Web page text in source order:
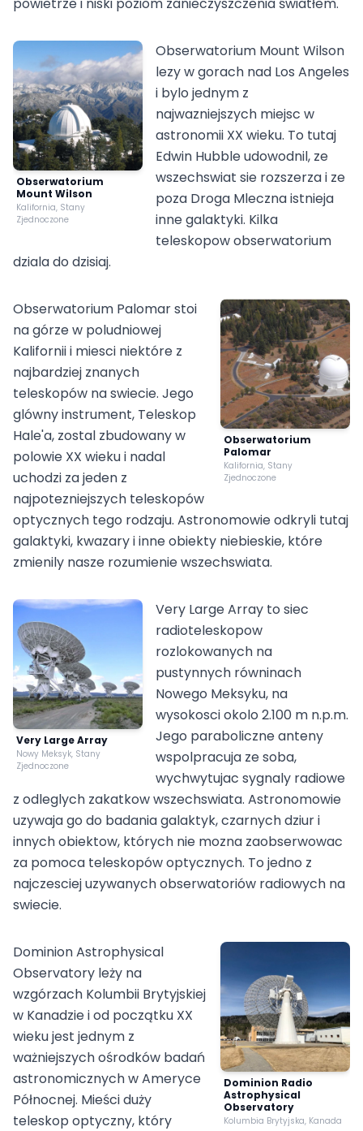
Obserwatorium
Mount Wilson
Kalifornia, Stany
Zjednoczone
Obserwatorium Mount Wilson
lezy w gorach nad Los Angeles
i bylo jednym z
najwazniejszych miejsc w
astronomii XX wieku. To tutaj
Edwin Hubble udowodnil, ze
wszechswiat sie rozszerza i ze
poza Droga Mleczna istnieja
inne galaktyki. Kilka
teleskopow obserwatorium
dziala do dzisiaj.
Obserwatorium
Palomar
Kalifornia, Stany
Zjednoczone
Obserwatorium Palomar stoi
na górze w poludniowej
Kalifornii i miesci niektóre z
najbardziej znanych
teleskopów na swiecie. Jego
glówny instrument, Teleskop
Hale'a, zostal zbudowany w
polowie XX wieku i nadal
uchodzi za jeden z
najpotezniejszych teleskopów
optycznych tego rodzaju. Astronomowie odkryli tutaj
galaktyki, kwazary i inne obiekty niebieskie, które
zmienily nasze rozumienie wszechswiata.
Very Large Array
Nowy Meksyk, Stany
Zjednoczone
Very Large Array to siec
radioteleskopow
rozlokowanych na
pustynnych równinach
Nowego Meksyku, na
wysokosci okolo 2.100 m n.p.m.
Jego paraboliczne anteny
wspolpracuja ze soba,
wychwytujac sygnaly radiowe
z odleglych zakatkow wszechswiata. Astronomowie
uzywaja go do badania galaktyk, czarnych dziur i
innych obiektow, których nie mozna zaobserwowac
za pomoca teleskopów optycznych. To jedno z
najczesciej uzywanych obserwatoriów radiowych na
swiecie.
Dominion Radio
Astrophysical
Observatory
Kolumbia Brytyjska, Kanada
Dominion Astrophysical
Observatory leży na
wzgórzach Kolumbii Brytyjskiej
w Kanadzie i od początku XX
wieku jest jednym z
ważniejszych ośrodków badań
astronomicznych w Ameryce
Północnej. Mieści duży
teleskop optyczny, który